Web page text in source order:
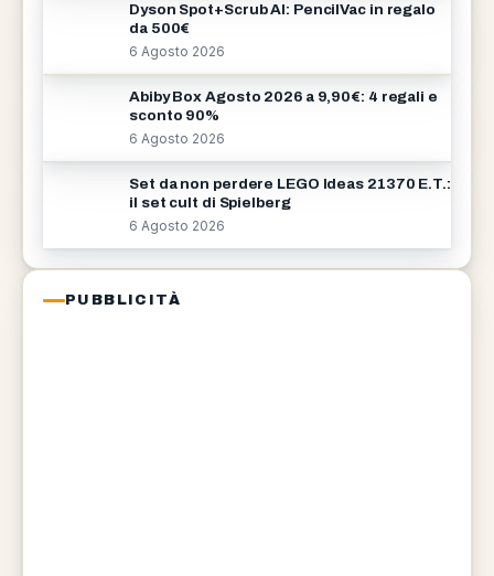
Dyson Spot+Scrub AI: PencilVac in regalo
da 500€
6 Agosto 2026
Abiby Box Agosto 2026 a 9,90€: 4 regali e
sconto 90%
6 Agosto 2026
Set da non perdere LEGO Ideas 21370 E.T.:
il set cult di Spielberg
6 Agosto 2026
PUBBLICITÀ